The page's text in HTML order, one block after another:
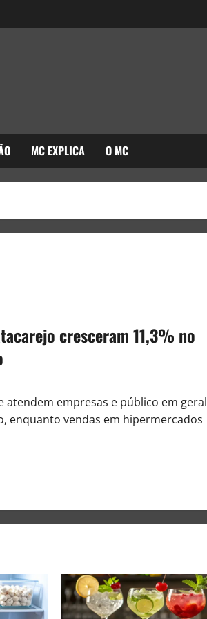
MC EXPLICA O MC
cresceram 11,3% no
atendem empresas e público em geral
enquanto vendas em hipermercados